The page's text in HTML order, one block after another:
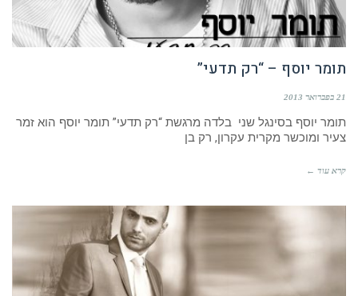
תומר יוסף – “רק תדעי”
21 בפברואר 2013
תומר יוסף בסינגל שני בלדה מרגשת “רק תדעי” תומר יוסף הוא זמר
צעיר ומוכשר מקרית עקרון, רק בן
קרא עוד ←